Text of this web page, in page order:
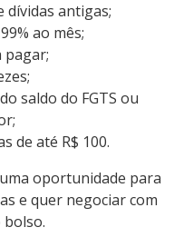
dívidas antigas;
ao mês;
pagar;
saldo do FGTS ou
de até R$ 100.
oportunidade para
e quer negociar com
bolso.